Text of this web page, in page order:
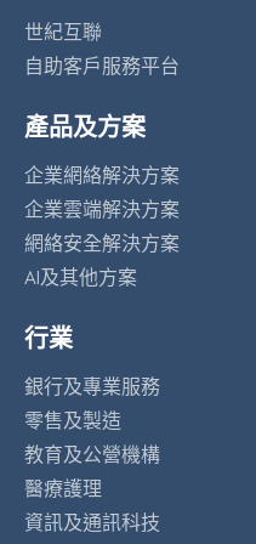
世紀互聯
自助客戶服務平台
產品及方案
企業網絡解決方案
企業雲端解決方案
網絡安全解決方案
AI及其他方案
行業
銀行及專業服務
零售及製造
教育及公營機構
醫療護理
資訊及通訊科技